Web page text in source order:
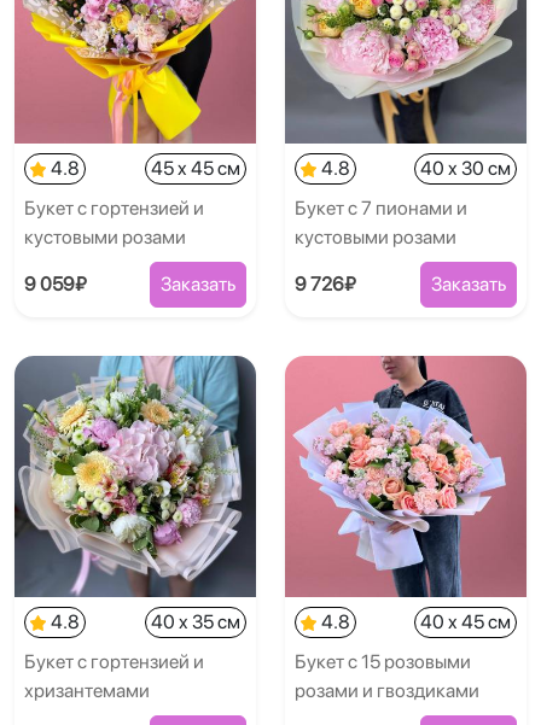
4.8
45 x 45 см
Букет с гортензией и
кустовыми розами
9 059₽ Заказать
4.8
40 x 30 см
Букет с 7 пионами и
кустовыми розами
9 726₽ Заказать
4.8
40 x 35 см
Букет с гортензией и
хризантемами
4.8
40 x 45 см
Букет с 15 розовыми
розами и гвоздиками